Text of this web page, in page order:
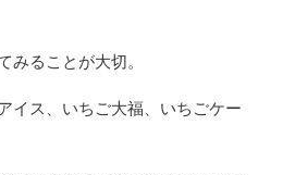
みることが大切。
イス、いちご大福、いちごケー